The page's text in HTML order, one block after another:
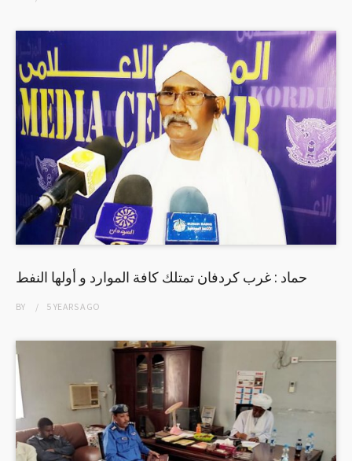
حماد : غرب كردفان تمتلك كافة الموارد و أولها النفط
BY 5 YEARSAGO